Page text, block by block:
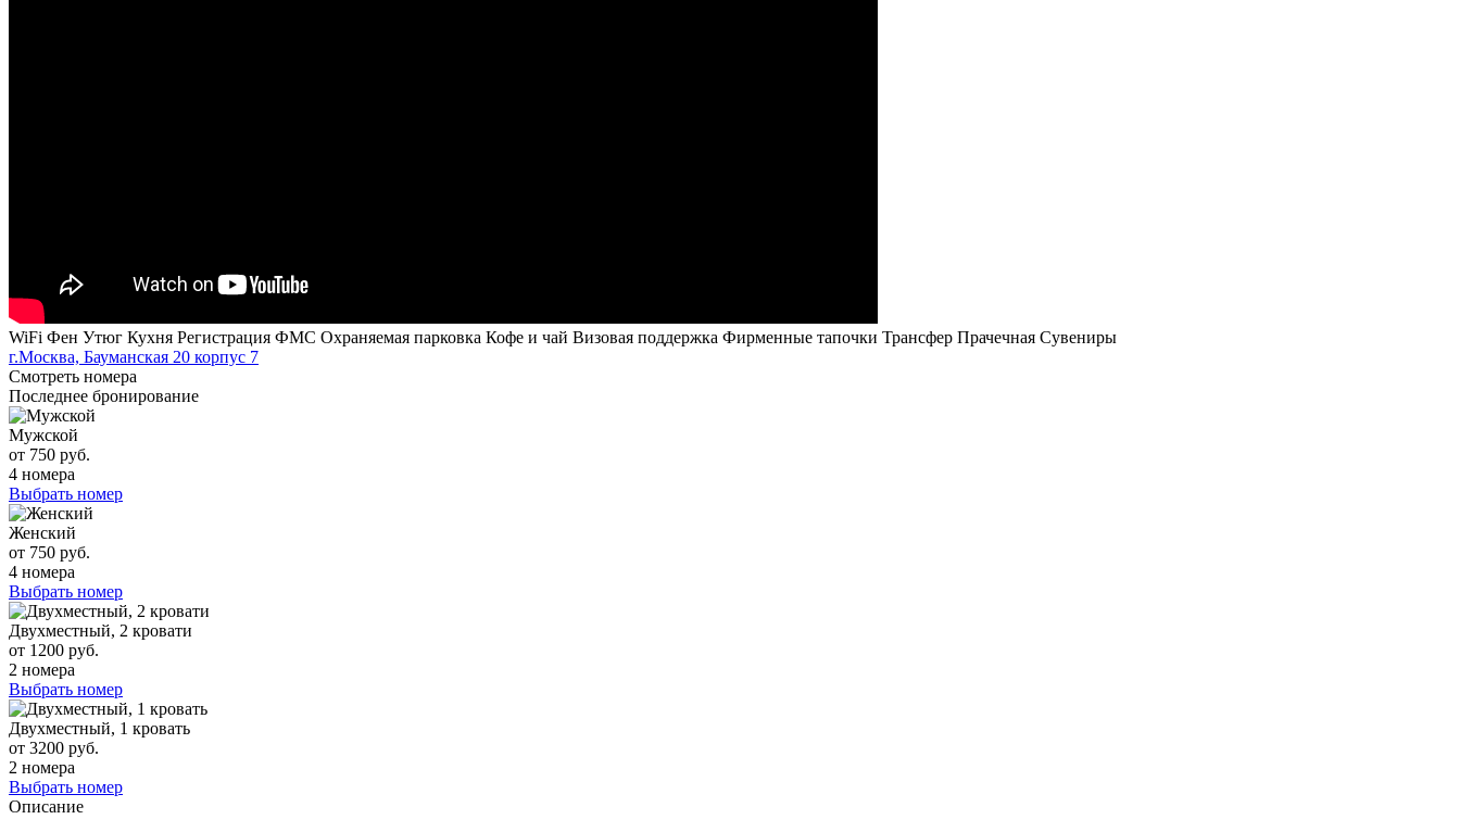
WiFi Фен Утюг Кухня Регистрация ФМС Охраняемая парковка Кофе и чай Визовая поддержка Фирменные тапочки Трансфер Прачечная Сувениры
г.Москва, Бауманская 20 корпус 7
Смотреть номера
Последнее бронирование
Мужской
от 750 руб.
4 номера
Выбрать номер
Женский
от 750 руб.
4 номера
Выбрать номер
Двухместный, 2 кровати
от 1200 руб.
2 номера
Выбрать номер
Двухместный, 1 кровать
от 3200 руб.
2 номера
Выбрать номер
Описание